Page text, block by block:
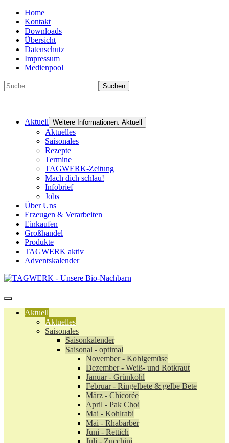
Home
Kontakt
Downloads
Übersicht
Datenschutz
Impressum
Medienpool
Suchen
Aktuell Weitere Informationen: Aktuell
Aktuelles
Saisonales
Rezepte
Termine
TAGWERK-Zeitung
Mach dich schlau!
Infobrief
Jobs
Über Uns
Erzeugen & Verarbeiten
Einkaufen
Großhandel
Produkte
TAGWERK aktiv
Adventskalender
Aktuell
Aktuelles
Saisonales
Saisonkalender
Saisonal - optimal
November - Kohlgemüse
Dezember - Weiß- und Rotkraut
Januar - Grünkohl
Februar - Ringelbete & gelbe Bete
März - Chicorée
April - Pak Choi
Mai - Kohlrabi
Mai - Rhabarber
Juni - Rettich
Juli - Zucchini